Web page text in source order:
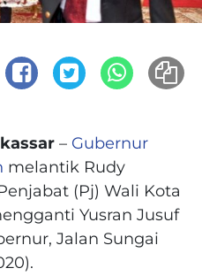
– Gubernur
melantik Rudy
(Pj) Wali Kota
Yusran Jusuf
Jalan Sungai